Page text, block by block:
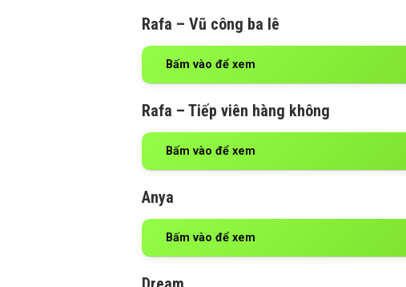
Rafa – Vũ công ba lê
Bấm vào để xem
Rafa – Tiếp viên hàng không
Bấm vào để xem
Anya
Bấm vào để xem